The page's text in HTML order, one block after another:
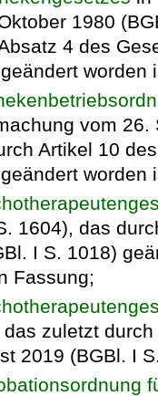
1980
4 des
worden
vom 26.
Artikel 10
worden
1604), das
I S. 1018)
Fassung;
das zuletzt
2019 (BGBl. I